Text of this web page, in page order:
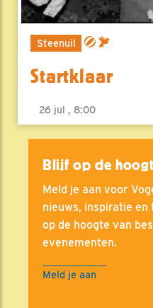
Steenuil
Startklaar
26 jul , 8:00
Blijf op de
Meld je aan voor
nieuws, inspiratie
op de hoogte van
evenementen.
Meld je aan